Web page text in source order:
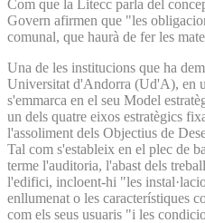
Com que la Litecc parla del
Govern afirmen que "les
comunal, que haurà de fer les
Una de les institucions que ha
Universitat d'Andorra (Ud'A), en
s'emmarca en el seu Model
un dels quatre eixos estratègics
l'assoliment dels Objectius de
Tal com s'estableix en el plec de
terme l'auditoria, l'abast dels
l'edifici, incloent-hi "les
enllumenat o les característiques
com els seus usuaris "i les